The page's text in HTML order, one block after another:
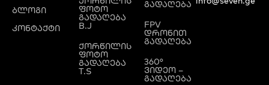
ბლოგი
კონტაქტი
ფოტო
გადაღება
B.J
ქორწილის
ფოტო
გადაღება
T.S
გადაღება
FPV
დრონით
გადაღება
360°
ვიდეო –
გადაღება